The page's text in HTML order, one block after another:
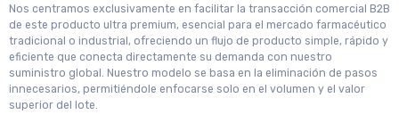
Nos centramos exclusivamente en facilitar la transacción comercial B2B
de este producto ultra premium, esencial para el mercado farmacéutico
tradicional o industrial, ofreciendo un flujo de producto simple, rápido y
eficiente que conecta directamente su demanda con nuestro
suministro global. Nuestro modelo se basa en la eliminación de pasos
innecesarios, permitiéndole enfocarse solo en el volumen y el valor
superior del lote.